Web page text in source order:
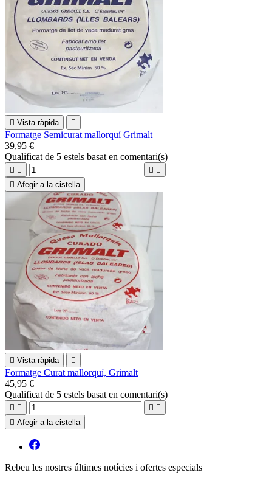
 Vista ràpida 
Formatge Semicurat mallorquí Grimalt
39,95 €
Qualificat de 5 estels basat en comentari(s)
   
 Afegir a la cistella
 Vista ràpida 
Formatge Curat mallorquí, Grimalt
45,95 €
Qualificat de 5 estels basat en comentari(s)
   
 Afegir a la cistella
Rebeu les nostres últimes notícies i ofertes especials